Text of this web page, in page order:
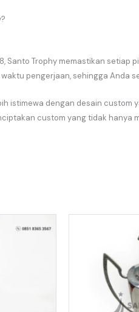
Santo Trophy memastikan
pengerjaan, sehingga Anda
istimewa dengan desain custom
custom yang tidak